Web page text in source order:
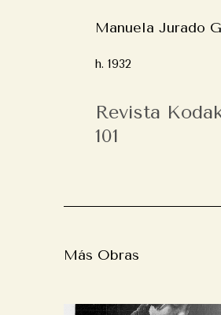
Manuela Jurado
h. 1932
Revista
101
Más Obras